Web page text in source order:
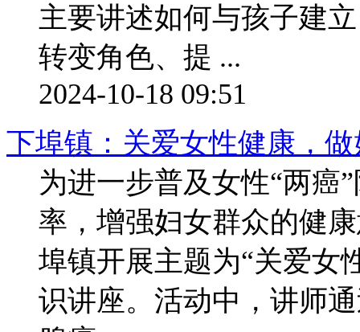
主要讲述如何与孩子建
转变角色、提 ...
2024-10-18 09:51
下埠镇：关爱女性健康，做
为进一步普及女性“两癌
率，增强妇女群众的健
埠镇开展主题为“关爱女
识讲座。活动中，讲师